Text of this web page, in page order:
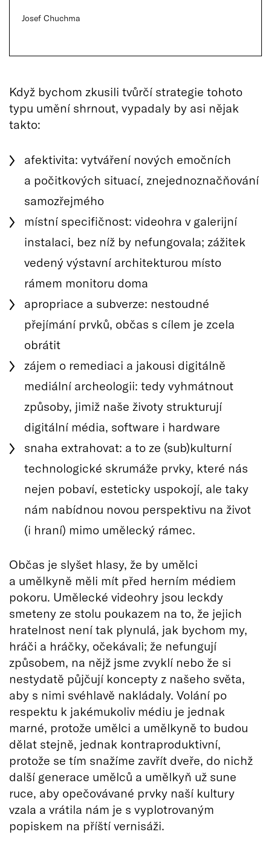
Josef Chuchma
Když bychom zkusili tvůrčí strategie tohoto
typu umění shrnout, vypadaly by asi nějak
takto:
afektivita: vytváření nových emočních
a počitkových situací, znejednoznačňování
samozřejmého
místní specifičnost: videohra v galerijní
instalaci, bez níž by nefungovala; zážitek
vedený výstavní architekturou místo
rámem monitoru doma
apropriace a subverze: nestoudné
přejímání prvků, občas s cílem je zcela
obrátit
zájem o remediaci a jakousi digitálně
mediální archeologii: tedy vyhmátnout
způsoby, jimiž naše životy strukturují
digitální média, software i hardware
snaha extrahovat: a to ze (sub)kulturní
technologické skrumáže prvky, které nás
nejen pobaví, esteticky uspokojí, ale taky
nám nabídnou novou perspektivu na život
(i hraní) mimo umělecký rámec.
Občas je slyšet hlasy, že by umělci
a umělkyně měli mít před herním médiem
pokoru. Umělecké videohry jsou leckdy
smeteny ze stolu poukazem na to, že jejich
hratelnost není tak plynulá, jak bychom my,
hráči a hráčky, očekávali; že nefungují
způsobem, na nějž jsme zvyklí nebo že si
nestydatě půjčují koncepty z našeho světa,
aby s nimi svéhlavě nakládaly. Volání po
respektu k jakémukoliv médiu je jednak
marné, protože umělci a umělkyně to budou
dělat stejně, jednak kontraproduktivní,
protože se tím snažíme zavřít dveře, do nichž
další generace umělců a umělkyň už sune
ruce, aby opečovávané prvky naší kultury
vzala a vrátila nám je s vyplotrovaným
popiskem na příští vernisáži.